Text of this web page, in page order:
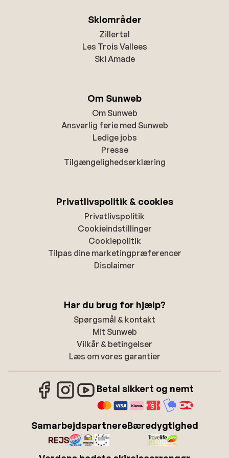
Skiområder
Zillertal
Les Trois Vallees
Ski Amade
Om Sunweb
Om Sunweb
Ansvarlig ferie med Sunweb
Ledige jobs
Presse
Tilgængelighedserklæring
Privatlivspolitik & cookies
Privatlivspolitik
Cookieindstillinger
Cookiepolitik
Tilpas dine marketingpræferencer
Disclaimer
Har du brug for hjælp?
Spørgsmål & kontakt
Mit Sunweb
Vilkår & betingelser
Læs om vores garantier
Betal sikkert og nemt
SamarbejdspartnereBæredygtighed